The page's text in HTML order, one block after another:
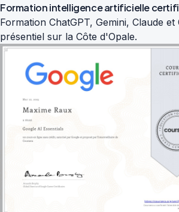
Formation intelligence artificielle
Formation ChatGPT, Gemini, Claude et
présentiel sur la Côte d'Opale.